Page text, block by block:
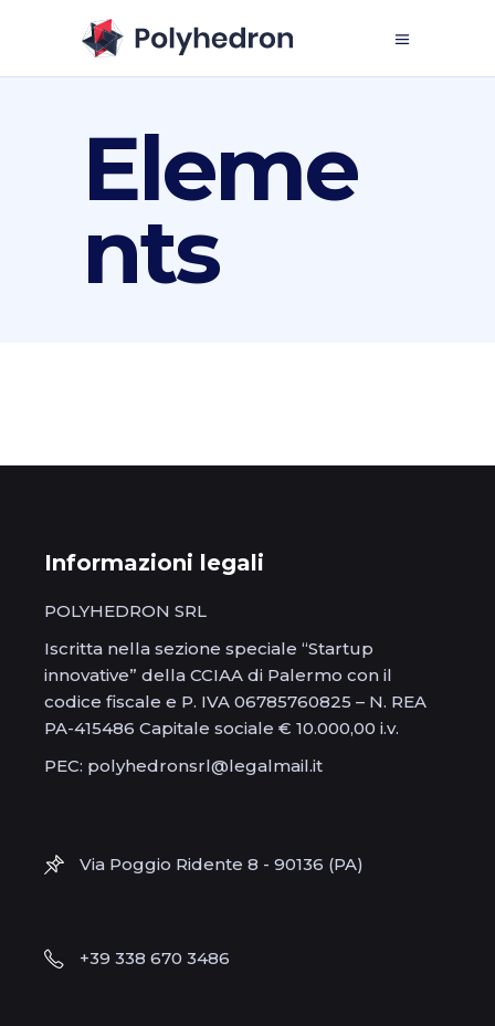
Eleme
nts
Informazioni legali
POLYHEDRON SRL
Iscritta nella sezione speciale “Startup
innovative” della CCIAA di Palermo con il
codice fiscale e P. IVA 06785760825 – N. REA
PA-415486 Capitale sociale € 10.000,00 i.v.
PEC: polyhedronsrl@legalmail.it
Via Poggio Ridente 8 - 90136 (PA)
+39 338 670 3486